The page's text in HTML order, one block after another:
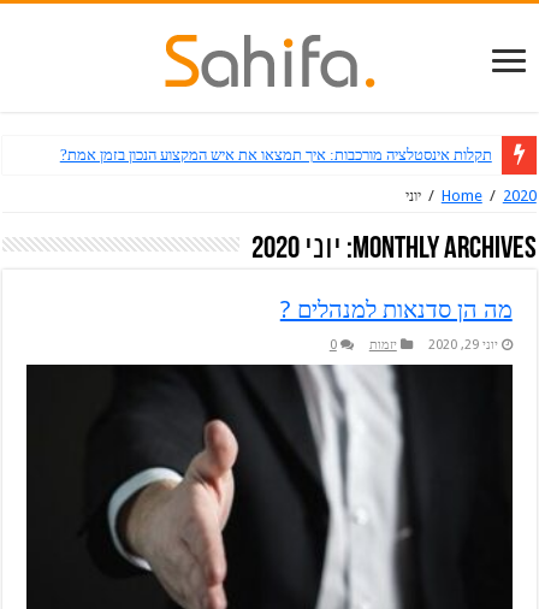
תקלות אינסטלציה מורכבות: איך תמצאו את איש המקצוע הנכון בזמן אמת?
Home / 2020
/ יוני
Monthly Archives: יוני 2020
מה הן סדנאות למנהלים ?
יוני 29, 2020 יזמות 0